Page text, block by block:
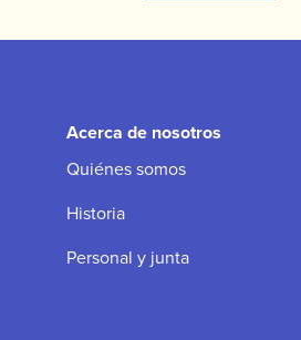
Acerca de nosotros
Quiénes somos
Historia
Personal y junta